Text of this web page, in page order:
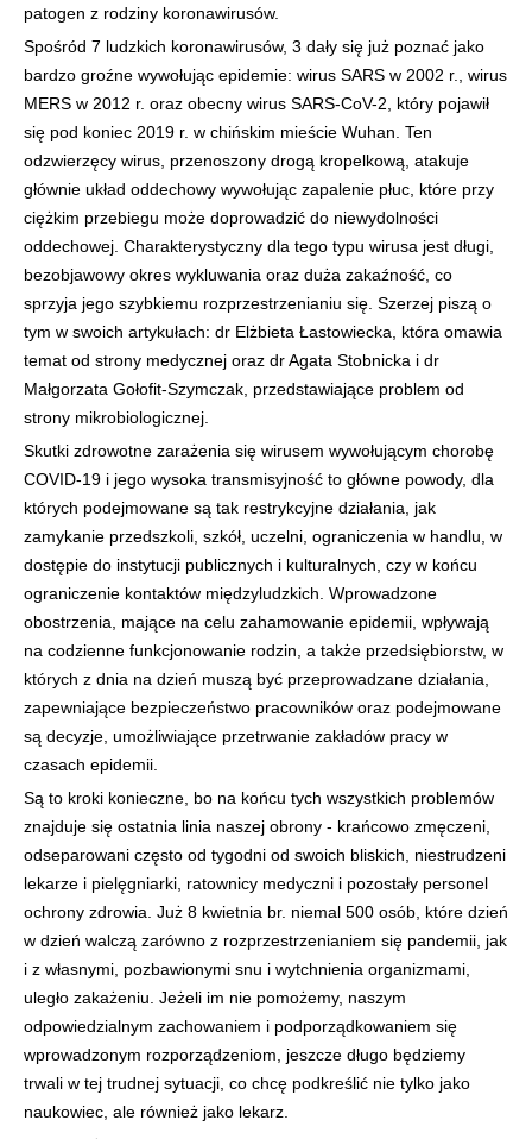
patogen z rodziny koronawirusów.
Spośród 7 ludzkich koronawirusów, 3 dały się już poznać jako
bardzo groźne wywołując epidemie: wirus SARS w 2002 r., wirus
MERS w 2012 r. oraz obecny wirus SARS-CoV-2, który pojawił
się pod koniec 2019 r. w chińskim mieście Wuhan. Ten
odzwierzęcy wirus, przenoszony drogą kropelkową, atakuje
głównie układ oddechowy wywołując zapalenie płuc, które przy
ciężkim przebiegu może doprowadzić do niewydolności
oddechowej. Charakterystyczny dla tego typu wirusa jest długi,
bezobjawowy okres wykluwania oraz duża zakaźność, co
sprzyja jego szybkiemu rozprzestrzenianiu się. Szerzej piszą o
tym w swoich artykułach: dr Elżbieta Łastowiecka, która omawia
temat od strony medycznej oraz dr Agata Stobnicka i dr
Małgorzata Gołofit-Szymczak, przedstawiające problem od
strony mikrobiologicznej.
Skutki zdrowotne zarażenia się wirusem wywołującym chorobę
COVID-19 i jego wysoka transmisyjność to główne powody, dla
których podejmowane są tak restrykcyjne działania, jak
zamykanie przedszkoli, szkół, uczelni, ograniczenia w handlu, w
dostępie do instytucji publicznych i kulturalnych, czy w końcu
ograniczenie kontaktów międzyludzkich. Wprowadzone
obostrzenia, mające na celu zahamowanie epidemii, wpływają
na codzienne funkcjonowanie rodzin, a także przedsiębiorstw, w
których z dnia na dzień muszą być przeprowadzane działania,
zapewniające bezpieczeństwo pracowników oraz podejmowane
są decyzje, umożliwiające przetrwanie zakładów pracy w
czasach epidemii.
Są to kroki konieczne, bo na końcu tych wszystkich problemów
znajduje się ostatnia linia naszej obrony - krańcowo zmęczeni,
odseparowani często od tygodni od swoich bliskich, niestrudzeni
lekarze i pielęgniarki, ratownicy medyczni i pozostały personel
ochrony zdrowia. Już 8 kwietnia br. niemal 500 osób, które dzień
w dzień walczą zarówno z rozprzestrzenianiem się pandemii, jak
i z własnymi, pozbawionymi snu i wytchnienia organizmami,
uległo zakażeniu. Jeżeli im nie pomożemy, naszym
odpowiedzialnym zachowaniem i podporządkowaniem się
wprowadzonym rozporządzeniom, jeszcze długo będziemy
trwali w tej trudnej sytuacji, co chcę podkreślić nie tylko jako
naukowiec, ale również jako lekarz.